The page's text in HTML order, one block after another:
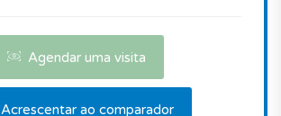
Agendar uma visita
Acrescentar ao comparador